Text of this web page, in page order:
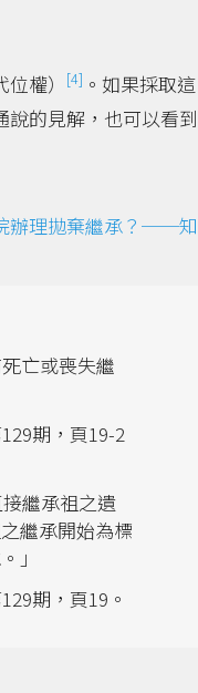
權） [4] 。如果採取這
的見解，也可以看到
辦理拋棄繼承？──知
亡或喪失繼
期，頁19-2
繼承祖之遺
繼承開始為標
」
期，頁19。